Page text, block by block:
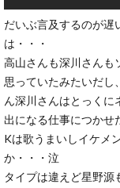
だいぶ言及するのが遅
は・・・
高山さんも深川さんも
思っていたみたいだし
ん深川さんはとっく
出になる仕事につかせ
Kは歌うまいしイケメ
か・・・泣
タイプは違えど星野